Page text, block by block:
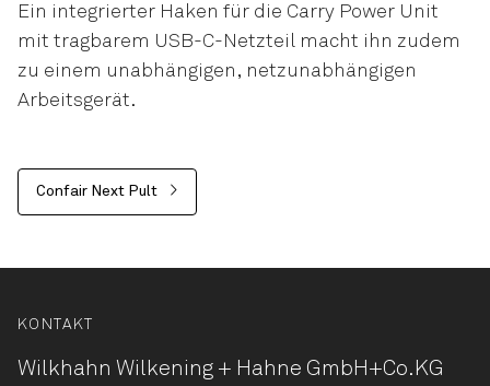
Ein integrierter Haken für die Carry Power Unit
mit tragbarem USB-C-Netzteil macht ihn zudem
zu einem unabhängigen, netzunabhängigen
Arbeitsgerät.
Confair Next Pult
KONTAKT
Wilkhahn Wilkening + Hahne GmbH+Co.KG